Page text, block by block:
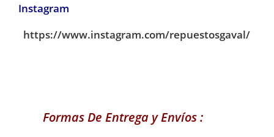
Instagram
https://www.instagram.com/repuestosgaval/
Formas De Entrega y Envíos :